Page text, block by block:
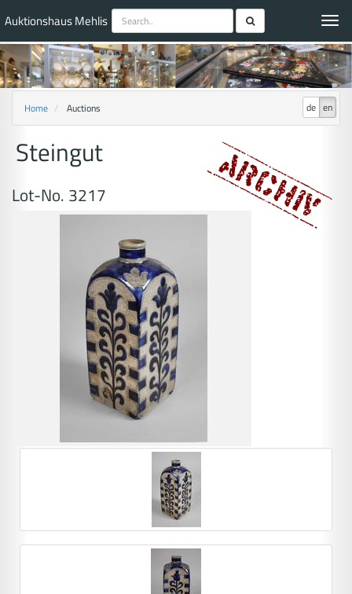
Auktionshaus Mehlis
de en
Home Auctions
Steingut
Lot-No. 3217